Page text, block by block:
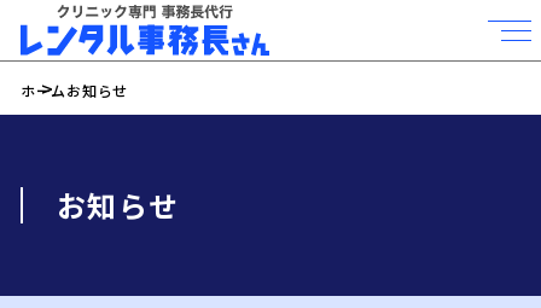
ホームお知らせ
お知らせ